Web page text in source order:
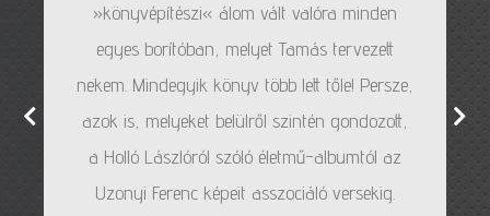
»könyvépítészi« álom vált valóra minden
egyes borítóban, melyet Tamás tervezett
nekem. Mindegyik könyv több lett tőle! Persze,
azok is, melyeket belülről szintén gondozott,
a Holló Lászlóról szóló életmű-albumtól az
Uzonyi Ferenc képeit asszociáló versekig.